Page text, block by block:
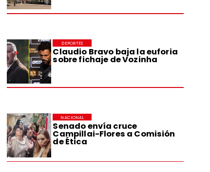
Claudio Bravo baja la euforia
sobre fichaje de Vozinha
DEPORTES
Senado envía cruce
Campillai-Flores a Comisión
de Ética
NACIONAL